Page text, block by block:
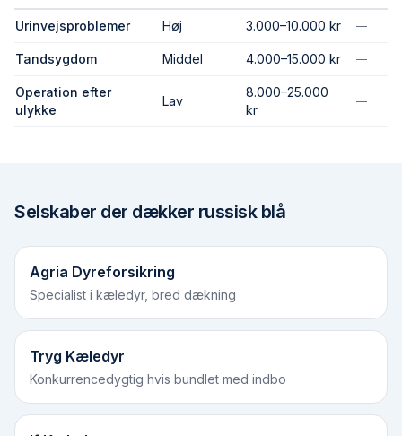
Urinvejsproblemer Høj 3.000–10.000 kr —
Tandsygdom Middel 4.000–15.000 kr —
Operation efter
ulykke
Lav
8.000–25.000
kr
—
Selskaber der dækker russisk blå
Agria Dyreforsikring
Specialist i kæledyr, bred dækning
Tryg Kæledyr
Konkurrencedygtig hvis bundlet med indbo